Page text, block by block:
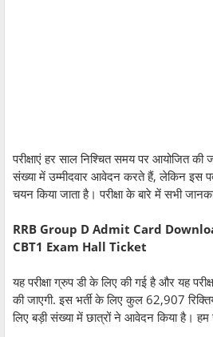
परीक्षाएं हर साल निश्चित समय पर आयोजित की
संख्या में उम्मीदवार आवेदन करते हैं, लेकिन इस पद
चयन किया जाता है। परीक्षा के बारे में सभी
RRB Group D Admit Card
CBT1 Exam Hall Ticket
यह परीक्षा ग्रुप डी के लिए की गई है और यह
की जाएगी. इस भर्ती के लिए कुल 62,907
लिए बड़ी संख्या में छात्रों ने आवेदन किया है।